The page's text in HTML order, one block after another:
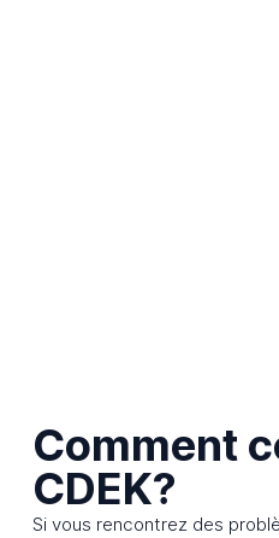
Comment
CDEK?
Si vous rencontrez des